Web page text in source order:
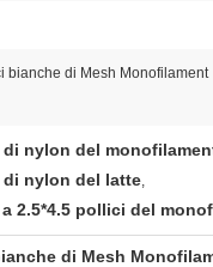
bianche di Mesh Monofilament
nylon del
nylon del latte,
2.5*4.5 pollici del
di Mesh